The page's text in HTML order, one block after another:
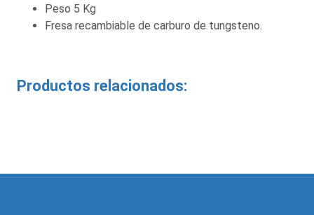
Peso 5 Kg
Fresa recambiable de carburo de tungsteno.
Productos relacionados: